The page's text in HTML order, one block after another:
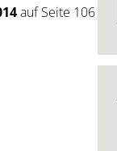
auf Seite 106